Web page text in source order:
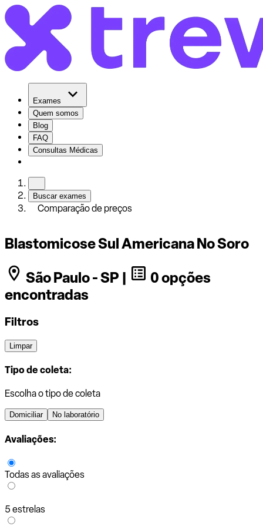
Exames
Quem somos
Blog
FAQ
Consultas Médicas
Buscar exames
Comparação de preços
Blastomicose Sul Americana No Soro
São Paulo - SP |
0 opções
encontradas
Filtros
Limpar
Tipo de coleta:
Escolha o tipo de coleta
Domiciliar No laboratório
Avaliações:
Todas as avaliações
5 estrelas